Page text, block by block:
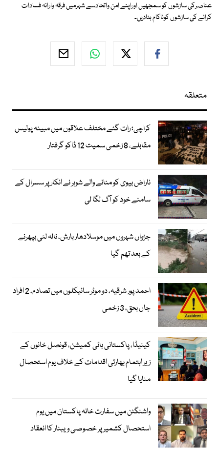
عناصرکی سازشوں کو سمجھیں اوراپنے امن واتحادسے شہرمیں فرقہ وارانہ فسادات
کرانے کی سازشوں کوناکام بنادیں۔
متعلقہ
کراچی؛ رات گئے مختلف علاقوں میں مبینہ پولیس
مقابلے، 8 زخمی سمیت 12 ڈاکو گرفتار
ناراض بیوی کو منانے والے شوہر نے انکار پر سسرال کے
سامنے خود کو آگ لگا لی
جڑواں شہروں میں موسلادھار بارش، نالہ لئی بپھرنے
کے بعد تھم گیا
احمد پور شرقیہ، دو موٹر سائیکلوں میں تصادم، 2 افراد
جاں بحق، 3 زخمی
کینیڈا، پاکستانی ہائی کمیشن، قونصل خانوں کے
زیر اہتمام بھارتی اقدامات کے خلاف یوم استحصال
منایا گیا
واشنگٹن میں سفارت خانہ پاکستان میں یوم
استحصال کشمیر پر خصوصی ویبنار کا انعقاد